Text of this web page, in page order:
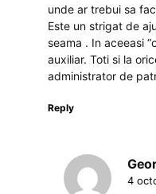
unde ar trebui sa
Este un strigat de
seama . In aceeasi
auxiliar. Toti si la
administrator de
Reply
4